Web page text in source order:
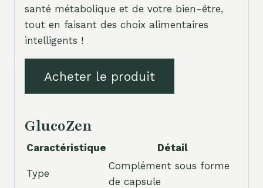
santé métabolique et de votre bien-être,
tout en faisant des choix alimentaires
intelligents !
Acheter le produit
GlucoZen
Caractéristique Détail
Type
Complément sous forme
de capsule